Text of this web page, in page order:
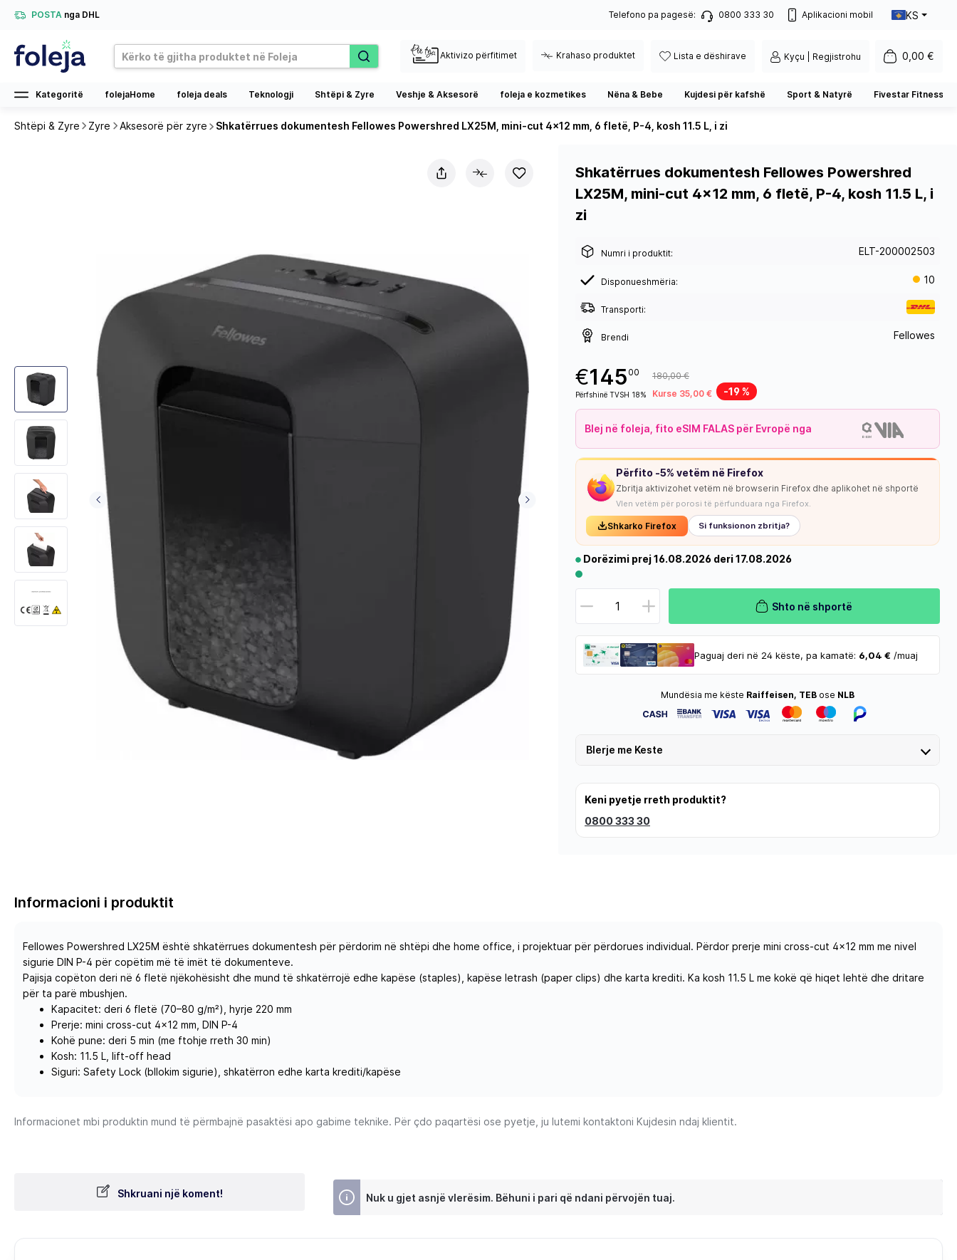
POSTA nga DHL Telefono pa pagesë: 0800 333 30 Aplikacioni mobil KS
Aktivizo përfitimet Krahaso produktet Lista e dëshirave Kyçu | Regjistrohu 0,00 €
Kategoritë folejaHome foleja deals Teknologji Shtëpi & Zyre Veshje & Aksesorë foleja e kozmetikes Nëna & Bebe Kujdesi për kafshë Sport & Natyrë Fivestar Fitness
Shtëpi & Zyre Zyre Aksesorë për zyre Shkatërrues dokumentesh Fellowes Powershred LX25M, mini-cut 4×12 mm, 6 fletë, P-4, kosh 11.5 L, i zi
Shkatërrues dokumentesh Fellowes Powershred
LX25M, mini-cut 4×12 mm, 6 fletë, P-4, kosh 11.5 L, i
zi
Numri i produktit: ELT-200002503
Disponueshmëria: 10
Transporti:
Brendi Fellowes
€145 00
Përfshinë TVSH 18%
180,00 €
Kurse 35,00 €
-19 %
Blej në foleja, fito eSIM FALAS për Evropë nga
Përfito -5% vetëm në Firefox
Zbritja aktivizohet vetëm në browserin Firefox dhe aplikohet në shportë
Vlen vetëm për porosi të përfunduara nga Firefox.
Shkarko Firefox Si funksionon zbritja?
Dorëzimi prej 16.08.2026 deri 17.08.2026
Shto në shportë
Paguaj deri në 24 këste, pa kamatë: 6,04 € /muaj
Mundësia me këste Raiffeisen, TEB ose NLB
Blerje me Keste
Keni pyetje rreth produktit?
0800 333 30
Informacioni i produktit
Fellowes Powershred LX25M është shkatërrues dokumentesh për përdorim në shtëpi dhe home office, i projektuar për përdorues individual. Përdor prerje mini cross-cut 4×12 mm me nivel
sigurie DIN P-4 për copëtim më të imët të dokumenteve.
Pajisja copëton deri në 6 fletë njëkohësisht dhe mund të shkatërrojë edhe kapëse (staples), kapëse letrash (paper clips) dhe karta krediti. Ka kosh 11.5 L me kokë që hiqet lehtë dhe dritare
për ta parë mbushjen.
Kapacitet: deri 6 fletë (70–80 g/m²), hyrje 220 mm
Prerje: mini cross-cut 4×12 mm, DIN P-4
Kohë pune: deri 5 min (me ftohje rreth 30 min)
Kosh: 11.5 L, lift-off head
Siguri: Safety Lock (bllokim sigurie), shkatërron edhe karta krediti/kapëse
Informacionet mbi produktin mund të përmbajnë pasaktësi apo gabime teknike. Për çdo paqartësi ose pyetje, ju lutemi kontaktoni Kujdesin ndaj klientit.
Shkruani një koment! Nuk u gjet asnjë vlerësim. Bëhuni i pari që ndani përvojën tuaj.